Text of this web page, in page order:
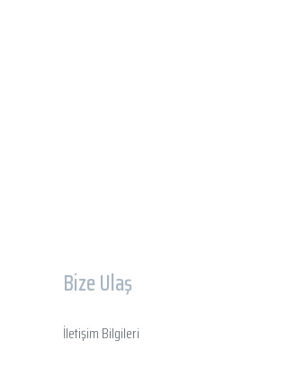
Bize Ulaş
İletişim Bilgileri